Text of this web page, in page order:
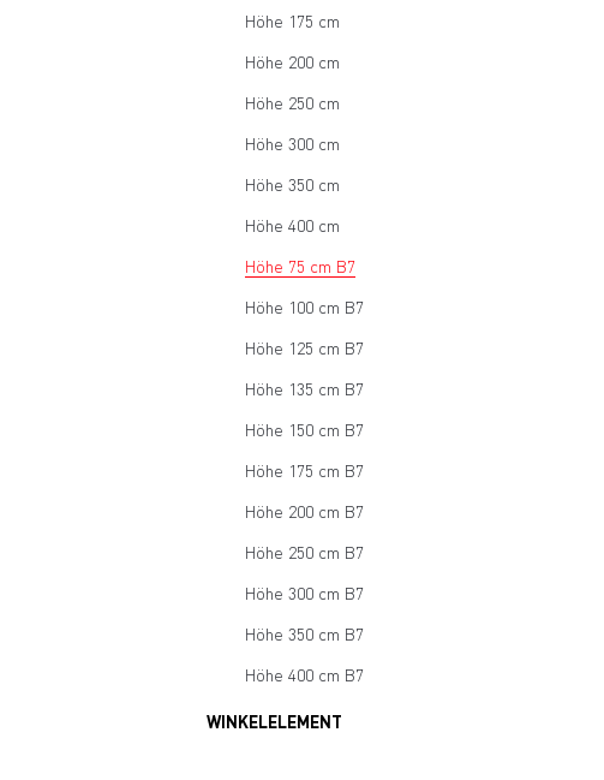
Höhe 175 cm
Höhe 200 cm
Höhe 250 cm
Höhe 300 cm
Höhe 350 cm
Höhe 400 cm
Höhe 75 cm B7
Höhe 100 cm B7
Höhe 125 cm B7
Höhe 135 cm B7
Höhe 150 cm B7
Höhe 175 cm B7
Höhe 200 cm B7
Höhe 250 cm B7
Höhe 300 cm B7
Höhe 350 cm B7
Höhe 400 cm B7
WINKELELEMENT